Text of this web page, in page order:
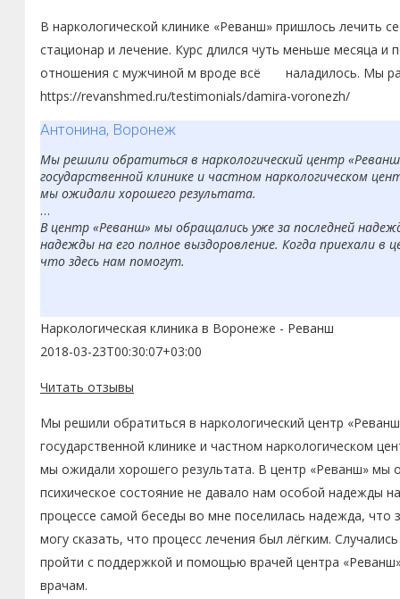
В наркологической клинике «Реванш» пришлось лечить
стационар и лечение. Курс длился чуть меньше месяца и
отношения с мужчиной м вроде всё наладилось. Мы
https://revanshmed.ru/testimonials/damira-voronezh/
Антонина, Воронеж
Мы решили обратиться в наркологический центр
государственной клинике и частном наркологическом
мы ожидали хорошего результата.
В центр «Реванш» мы обращались уже за последней
надежды на его полное выздоровление. Когда приехали в
что здесь нам помогут.
употребляет наркотики. За это время стал совсем
Наркологическая клиника в Воронеже - Реванш
2018-03-23T00:30:07+03:00
Читать отзывы
Мы решили обратиться в наркологический центр
государственной клинике и частном наркологическом
мы ожидали хорошего результата. В центр «Реванш» мы
психическое состояние не давало нам особой надежды
процессе самой беседы во мне поселилась надежда,
могу сказать, что процесс лечения был лёгким.
пройти с поддержкой и помощью врачей центра
врачам.